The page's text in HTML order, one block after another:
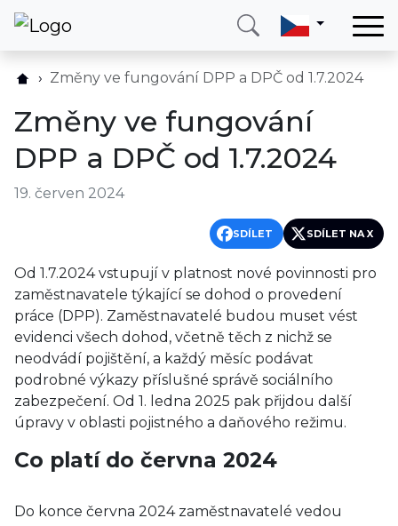
Země
O nás
Blog
Zavolejte mi Přihlásit se
Změny ve fungování DPP a DPČ od 1.7.2024
Změny ve fungování
DPP a DPČ od 1.7.2024
19. červen 2024
SDÍLET SDÍLET NA X
Od 1.7.2024 vstupují v platnost nové povinnosti pro
zaměstnavatele týkající se dohod o provedení
práce (DPP). Zaměstnavatelé budou muset vést
evidenci všech dohod, včetně těch z nichž se
neodvádí pojištění, a každý měsíc podávat
podrobné výkazy příslušné správě sociálního
zabezpečení. Od 1. ledna 2025 pak přijdou další
úpravy v oblasti pojistného a daňového režimu.
Co platí do června 2024
Do konce června 2024 zaměstnavatelé vedou